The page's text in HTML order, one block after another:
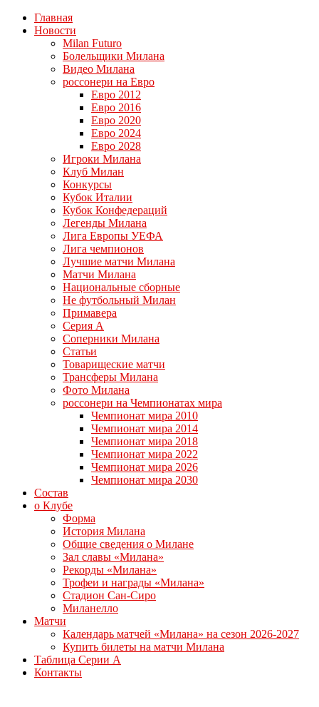
Главная
Новости
Milan Futuro
Болельщики Милана
Видео Милана
россонери на Евро
Евро 2012
Евро 2016
Евро 2020
Евро 2024
Евро 2028
Игроки Милана
Клуб Милан
Конкурсы
Кубок Италии
Кубок Конфедераций
Легенды Милана
Лига Европы УЕФА
Лига чемпионов
Лучшие матчи Милана
Матчи Милана
Национальные сборные
Не футбольный Милан
Примавера
Серия А
Соперники Милана
Статьи
Товарищеские матчи
Трансферы Милана
Фото Милана
россонери на Чемпионатах мира
Чемпионат мира 2010
Чемпионат мира 2014
Чемпионат мира 2018
Чемпионат мира 2022
Чемпионат мира 2026
Чемпионат мира 2030
Состав
о Клубе
Форма
История Милана
Общие сведения о Милане
Зал славы «Милана»
Рекорды «Милана»
Трофеи и награды «Милана»
Стадион Сан-Сиро
Миланелло
Матчи
Календарь матчей «Милана» на сезон 2026-2027
Купить билеты на матчи Милана
Таблица Серии А
Контакты